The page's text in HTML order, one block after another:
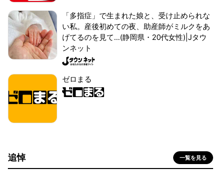
「多指症」で生まれた娘と、受け止められな
い私。産後初めての夜、助産師がミルクをあ
げてるのを見て...(静岡県・20代女性)|Jタウ
ンネット
ゼロまる
追悼 一覧を見る